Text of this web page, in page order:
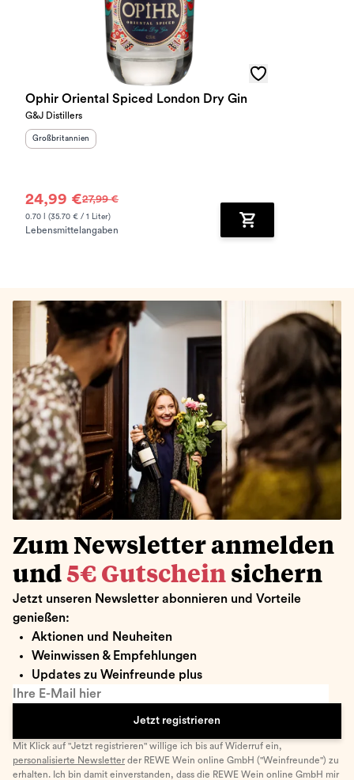
Ophir Oriental Spiced London Dry Gin
G&J Distillers
Herkunftsland:
Großbritannien
24,99 €27,99 €
0.70 l (35.70 € / 1 Liter)
Lebensmittelangaben Zum Warenkorb
Zum Newsletter anmelden
und 5€ Gutschein sichern
Jetzt unseren Newsletter abonnieren und Vorteile
genießen:
Aktionen und Neuheiten
Weinwissen & Empfehlungen
Updates zu Weinfreunde plus
Ihre E-Mail hier
Jetzt registrieren
Mit Klick auf "Jetzt registrieren" willige ich bis auf Widerruf ein,
personalisierte Newsletter der REWE Wein online GmbH ("Weinfreunde") zu
erhalten. Ich bin damit einverstanden, dass die REWE Wein online GmbH mir